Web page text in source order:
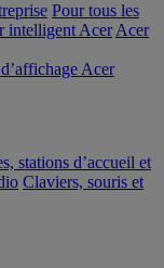
Pour tous les
intelligent Acer Acer
Acer
stations d’accueil et
Claviers, souris et